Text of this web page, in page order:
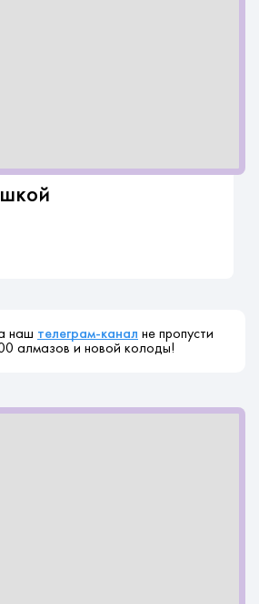
наш телеграм-канал не пропусти
алмазов и новой колоды!